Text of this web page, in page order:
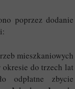
poprzez dodanie
mieszkaniowych
do trzech lat
odpłatne zbycie